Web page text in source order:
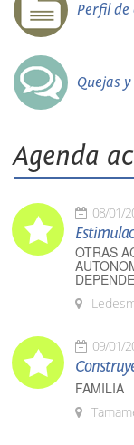
Perfil
Quejas
Agenda
08/01/
OTRAS
09/01/
FAMILIA